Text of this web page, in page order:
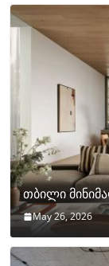
თბილი
May 26, 2026